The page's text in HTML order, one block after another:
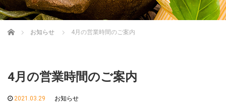
Home お知らせ 4月の営業時間のご案内
4月の営業時間のご案内
2021.03.29 お知らせ